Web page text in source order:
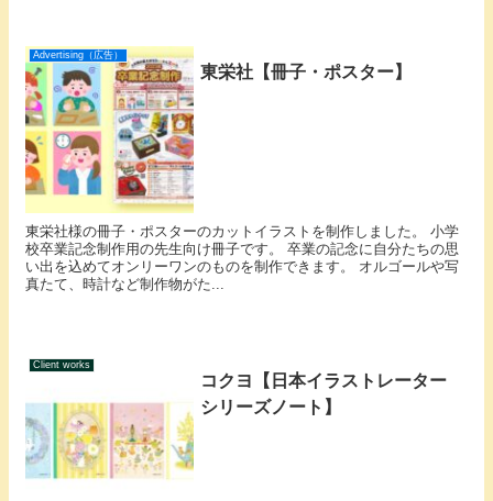
Advertising（広告）
東栄社【冊子・ポスター】
東栄社様の冊子・ポスターのカットイラストを制作しました。 小学
校卒業記念制作用の先生向け冊子です。 卒業の記念に自分たちの思
い出を込めてオンリーワンのものを制作できます。 オルゴールや写
真たて、時計など制作物がた...
Client works
コクヨ【日本イラストレーター
シリーズノート】